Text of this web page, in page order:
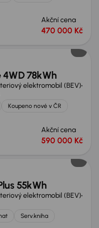
Akční cena
470 000 Kč
4WD 78kWh
elektromobil (BEV)
Koupeno nové v ČR
Akční cena
590 000 Kč
55kWh
elektromobil (BEV)
Serv.kniha